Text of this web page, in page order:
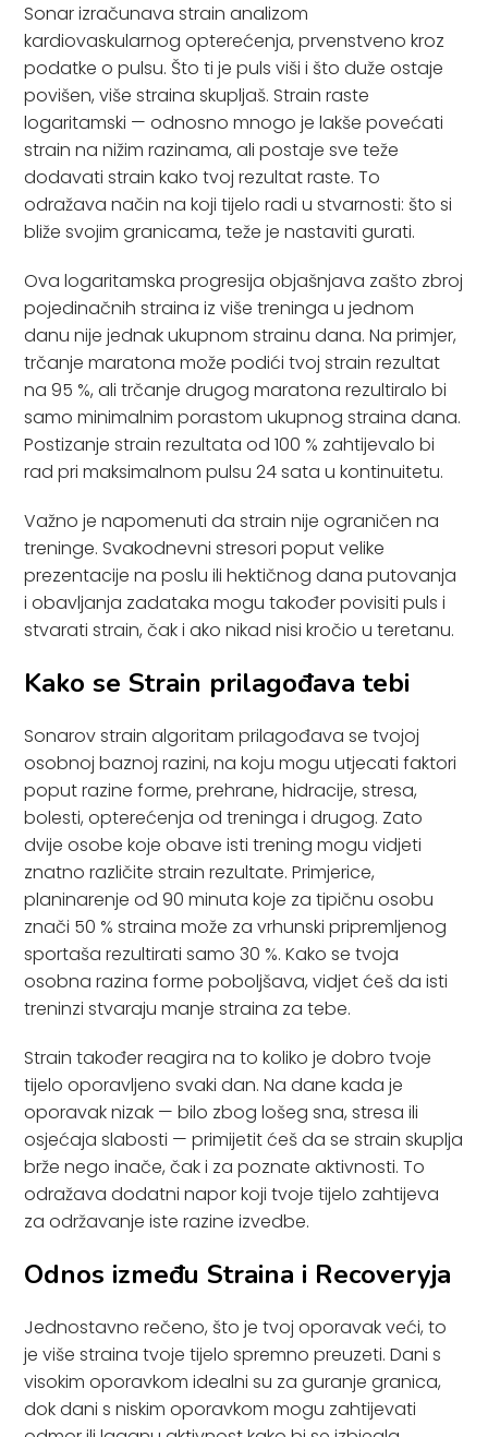
Sonar izračunava strain analizom
kardiovaskularnog opterećenja, prvenstveno kroz
podatke o pulsu. Što ti je puls viši i što duže ostaje
povišen, više straina skupljaš. Strain raste
logaritamski — odnosno mnogo je lakše povećati
strain na nižim razinama, ali postaje sve teže
dodavati strain kako tvoj rezultat raste. To
odražava način na koji tijelo radi u stvarnosti: što si
bliže svojim granicama, teže je nastaviti gurati.
Ova logaritamska progresija objašnjava zašto zbroj
pojedinačnih straina iz više treninga u jednom
danu nije jednak ukupnom strainu dana. Na primjer,
trčanje maratona može podići tvoj strain rezultat
na 95 %, ali trčanje drugog maratona rezultiralo bi
samo minimalnim porastom ukupnog straina dana.
Postizanje strain rezultata od 100 % zahtijevalo bi
rad pri maksimalnom pulsu 24 sata u kontinuitetu.
Važno je napomenuti da strain nije ograničen na
treninge. Svakodnevni stresori poput velike
prezentacije na poslu ili hektičnog dana putovanja
i obavljanja zadataka mogu također povisiti puls i
stvarati strain, čak i ako nikad nisi kročio u teretanu.
Kako se Strain prilagođava tebi
Sonarov strain algoritam prilagođava se tvojoj
osobnoj baznoj razini, na koju mogu utjecati faktori
poput razine forme, prehrane, hidracije, stresa,
bolesti, opterećenja od treninga i drugog. Zato
dvije osobe koje obave isti trening mogu vidjeti
znatno različite strain rezultate. Primjerice,
planinarenje od 90 minuta koje za tipičnu osobu
znači 50 % straina može za vrhunski pripremljenog
sportaša rezultirati samo 30 %. Kako se tvoja
osobna razina forme poboljšava, vidjet ćeš da isti
treninzi stvaraju manje straina za tebe.
Strain također reagira na to koliko je dobro tvoje
tijelo oporavljeno svaki dan. Na dane kada je
oporavak nizak — bilo zbog lošeg sna, stresa ili
osjećaja slabosti — primijetit ćeš da se strain skuplja
brže nego inače, čak i za poznate aktivnosti. To
odražava dodatni napor koji tvoje tijelo zahtijeva
za održavanje iste razine izvedbe.
Odnos između Straina i Recoveryja
Jednostavno rečeno, što je tvoj oporavak veći, to
je više straina tvoje tijelo spremno preuzeti. Dani s
visokim oporavkom idealni su za guranje granica,
dok dani s niskim oporavkom mogu zahtijevati